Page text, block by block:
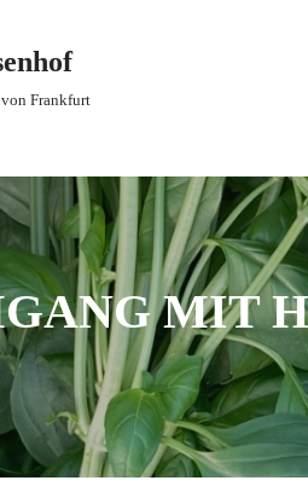
Frankfurt
MIT